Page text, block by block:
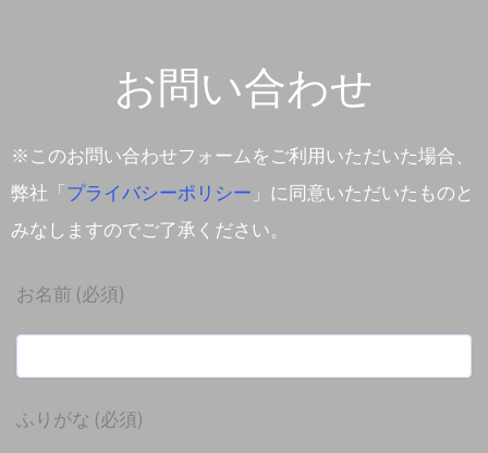
お問い合わせ
※このお問い合わせフォームをご利用いただいた場合、
弊社「 プライバシーポリシー 」に同意いただいたものと
みなしますのでご了承ください。
お名前 (必須)
ふりがな (必須)